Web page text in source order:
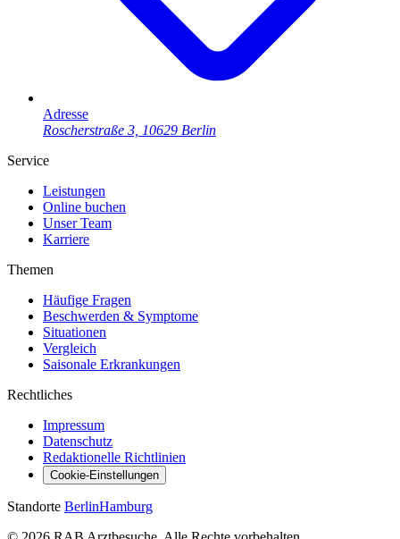
Adresse
Roscherstraße 3, 10629 Berlin
Service
Leistungen
Online buchen
Unser Team
Karriere
Themen
Häufige Fragen
Beschwerden & Symptome
Situationen
Vergleich
Saisonale Erkrankungen
Rechtliches
Impressum
Datenschutz
Redaktionelle Richtlinien
Cookie-Einstellungen
Standorte BerlinHamburg